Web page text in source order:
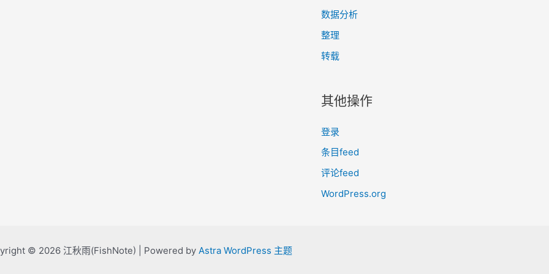
数据分析
整理
转载
其他操作
登录
条目feed
评论feed
WordPress.org
© 2026 江秋雨(FishNote) | Powered by Astra WordPress 主题